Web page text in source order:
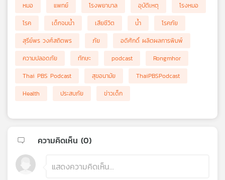
หมอ
แพทย์ โรงพยาบาล อุบัติเหตุ
โรงหมอ
โรค
เด็กจมน้ำ เสียชีวิต น้ำ
โรคภัย
สุรีย์พร วงศ์สถิตพร
ภัย
อดิศักดิ์ ผลิตผลการพิมพ์
ความปลอดภัย
ทักษะ podcast
Rongmhor
Thai PBS Podcast
สุขอนามัย
ThaiPBSPodcast
Health
ประสบภัย ข่าวเด็ก
ความคิดเห็น (0)